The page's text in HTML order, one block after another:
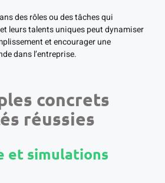
des rôles ou des tâches qui
leurs talents uniques peut dynamiser
et encourager une
dans l’entreprise.
concrets
réussies
et simulations